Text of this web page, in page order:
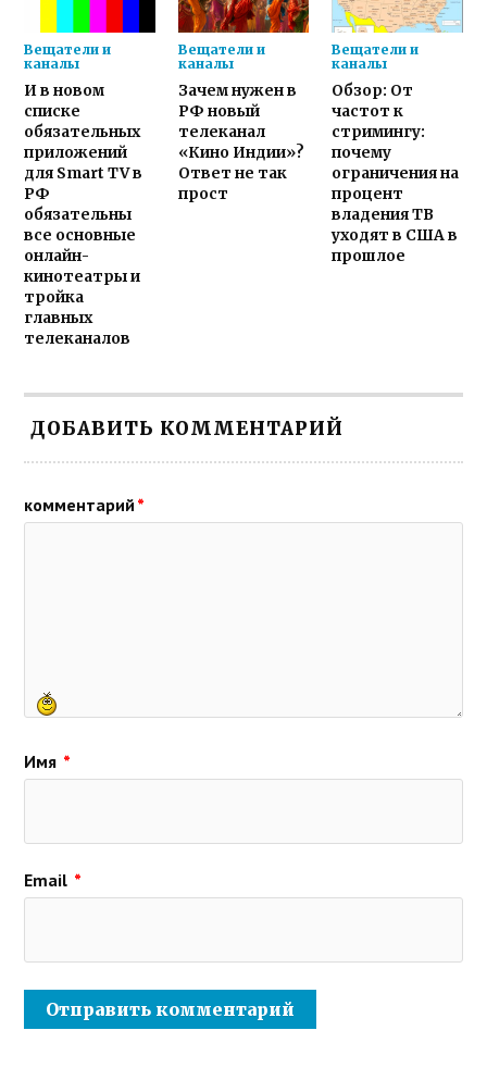
Вещатели и
каналы
И в новом
списке
обязательных
приложений
для Smart TV в
РФ
обязательны
все основные
онлайн-
кинотеатры и
тройка
главных
телеканалов
Вещатели и
каналы
Зачем нужен в
РФ новый
телеканал
«Кино Индии»?
Ответ не так
прост
Вещатели и
каналы
Обзор: От
частот к
стримингу:
почему
ограничения на
процент
владения ТВ
уходят в США в
прошлое
ДОБАВИТЬ КОММЕНТАРИЙ
комментарий *
Имя *
Email *